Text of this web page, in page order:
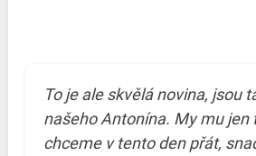
To je ale skvělá novina, jsou
našeho Antonína. My mu jen
chceme v tento den přát,